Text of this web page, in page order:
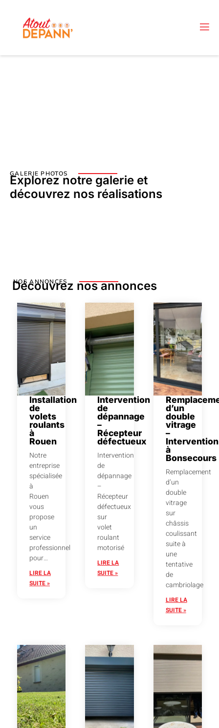
GALERIE PHOTOS
Explorez notre galerie et
découvrez nos réalisations
NOS ANNONCES
Découvrez nos annonces
Installation
de
volets
roulants
à
Rouen
Notre
entreprise
spécialisée
à
Rouen
vous
propose
un
service
professionnel
pour…
LIRE LA
SUITE »
Intervention
de
dépannage
–
Récepteur
défectueux
Intervention
de
dépannage
–
Récepteur
défectueux
sur
volet
roulant
motorisé
LIRE LA
SUITE »
d’un
double
vitrage
–
Intervention
à
Bonsecours
Remplacement
d’un
double
vitrage
sur
châssis
coulissant
suite à
une
tentative
de
cambriolage
LIRE LA
SUITE »